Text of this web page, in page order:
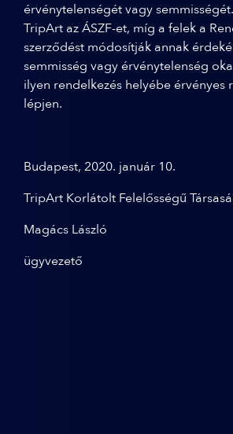
érvénytelenségét vagy
TripArt az ÁSZF-et, míg a felek a
szerződést módosítják annak
semmisség vagy érvénytelenség
ilyen rendelkezés helyébe érvényes
lépjen.
Budapest, 2020. január 10.
TripArt Korlátolt Felelősségű
Magács László
ügyvezető